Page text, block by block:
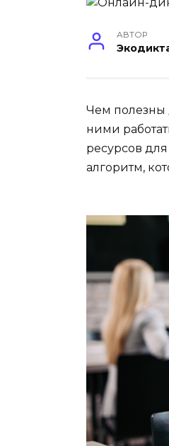
АВТОР
Чем полезны
ними
ресурсов
алгоритм,